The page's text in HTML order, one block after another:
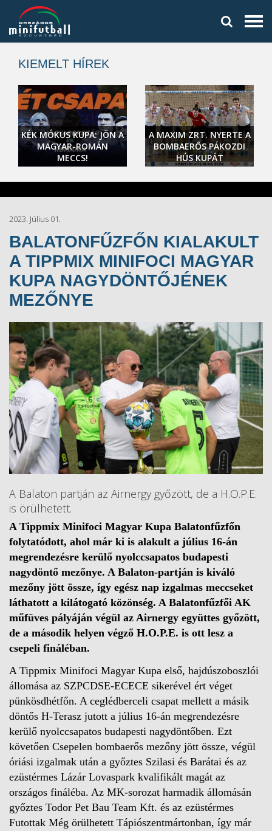
KIEMELT HÍREK
KÉK MÓKUS KUPA: JÖN A
MAGYAR-ROMÁN
MECCS!
A MAXIM ZRT. NYERTE A
BOMBAERŐS PÁKOZDI
HÚS KUPÁT
2023. Július 01.
BALATONFŰZFŐN KIALAKULT
A TIPPMIX MINIFOCI MAGYAR
KUPA NAGYDÖNTŐJÉNEK
MEZŐNYE
A Balaton partján az Airnergy győzött, de a H.O.P.E.
is örülhetett.
A Tippmix Minifoci Magyar Kupa Balatonfűzfőn
folytatódott, ahol már ki is alakult a július 16-án
megrendezésre kerülő nyolccsapatos budapesti
nagydöntő mezőnye. A Balaton-partján is kiváló
mezőny jött össze, így egész nap izgalmas meccseket
láthatott a kilátogató közönség. A Balatonfűzfői AK
műfüves pályáján végül az Airnergy együttes győzött,
de a második helyen végző H.O.P.E. is ott lesz a
csepeli fináléban.
A Tippmix Minifoci Magyar Kupa első, hajdúszoboszlói
állomása az SZPCDSE-ECECE sikerével ért véget
pünkösdhétfőn. A ceglédberceli csapat mellett a másik
döntős H-Terasz jutott a július 16-án megrendezésre
kerülő nyolccsapatos budapesti nagydöntőben. Ezt
követően Csepelen bombaerős mezőny jött össze, végül
óriási izgalmak után a győztes Szilasi és Barátai és az
ezüstérmes Lázár Lovaspark kvalifikált magát az
országos fináléba. Az MK-sorozat harmadik állomásán
győztes Todor Pet Bau Team Kft. és az ezüstérmes
Futottak Még örülhetett Tápiószentmártonban, így már